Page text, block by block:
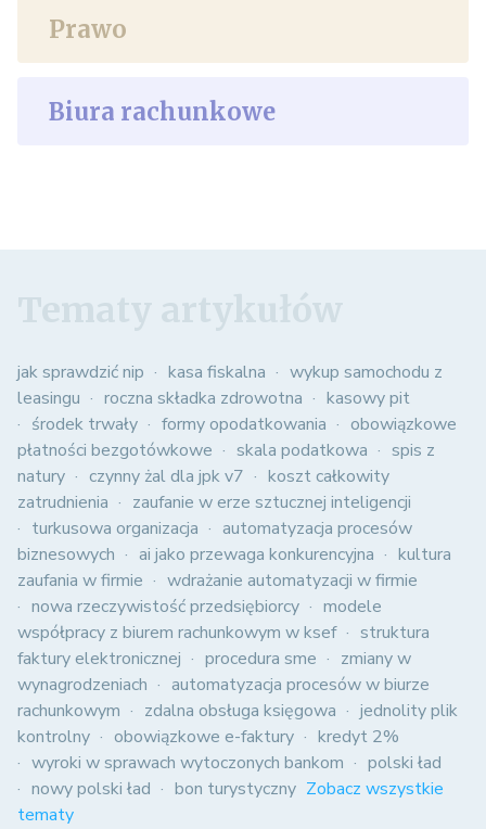
Prawo
Biura rachunkowe
jak sprawdzić nip kasa fiskalna
wykup samochodu z
leasingu
roczna składka zdrowotna
kasowy pit
środek trwały
formy opodatkowania
obowiązkowe
płatności bezgotówkowe
skala podatkowa
spis z
natury
czynny żal dla jpk v7
koszt całkowity
zatrudnienia
zaufanie w erze sztucznej inteligencji
turkusowa organizacja
automatyzacja procesów
biznesowych
ai jako przewaga konkurencyjna
kultura
zaufania w firmie
wdrażanie automatyzacji w firmie
nowa rzeczywistość przedsiębiorcy
modele
współpracy z biurem rachunkowym w ksef
struktura
faktury elektronicznej
procedura sme
zmiany w
wynagrodzeniach
automatyzacja procesów w biurze
rachunkowym
zdalna obsługa księgowa
jednolity plik
kontrolny
obowiązkowe e-faktury
kredyt 2%
wyroki w sprawach wytoczonych bankom
polski ład
nowy polski ład
bon turystyczny Zobacz wszystkie
tematy